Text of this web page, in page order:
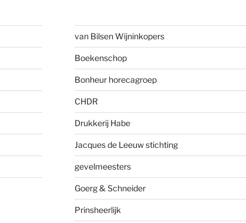
van Bilsen Wijninkopers
Boekenschop
Bonheur horecagroep
CHDR
Drukkerij Habe
Jacques de Leeuw stichting
gevelmeesters
Goerg & Schneider
Prinsheerlijk